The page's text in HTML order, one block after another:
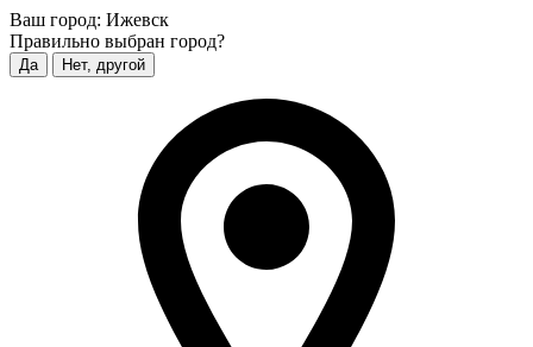
Ваш город: Ижевск
Правильно выбран город?
Да Нет, другой